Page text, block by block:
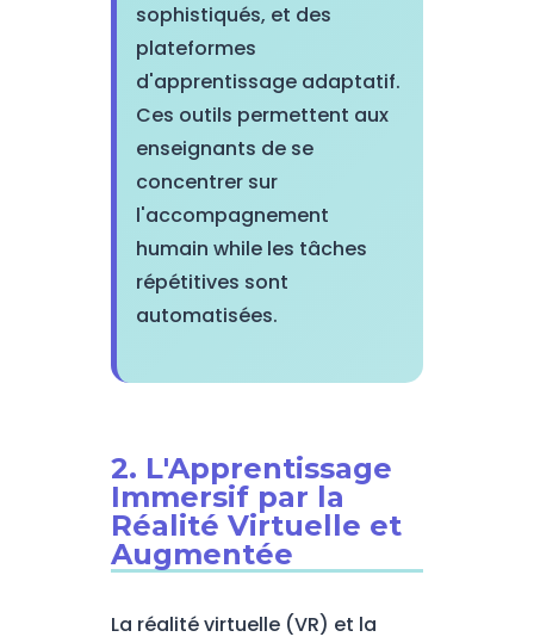
sophistiqués, et des
plateformes
d'apprentissage adaptatif.
Ces outils permettent aux
enseignants de se
concentrer sur
l'accompagnement
humain while les tâches
répétitives sont
automatisées.
2. L'Apprentissage
Immersif par la
Réalité Virtuelle et
Augmentée
La réalité virtuelle (VR) et la